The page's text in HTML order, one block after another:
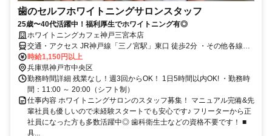
歯のセルフホワイトニングサロンスタッフ
25歳〜40代活躍中！福利厚生でホワイトニング有◎
ホワイトニングカフェ神戸三宮本店
交通・アクセス JR神戸線「三ノ宮駅」東口 徒歩2分 ・その他各線三
宮駅 徒歩5分以内
時給1,150円以上
兵庫県神戸市中央区
勤務時間詳細 残業なし！週3回からOK！ 1日5時間以内OK! ・勤務時
間：11:00 ～ 20:00（シフト制）
仕事内容 ホワイトニングサロンのスタッフ募集！ マニュアル完備&先
輩社員も優しいので未経験スタートでも安心です♪ フリーターから正
社員になった方も多数活躍中◎ 歯科衛生士などの資格不要です！ ■
具...